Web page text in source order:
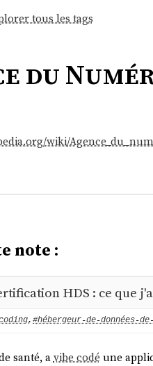
tous les tags
du
wiki/
note :
HDS : ce que
, #hébergeur-de-données-
santé, avibe codé une